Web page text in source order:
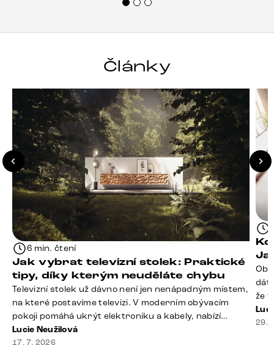
Články
6 min. čtení
Jak vybrat televizní stolek: Praktické
tipy, díky kterým neuděláte chybu
Televizní stolek už dávno není jen nenápadným místem,
na které postavíme televizi. V moderním obývacím
pokoji pomáhá ukrýt elektroniku a kabely, nabízí
praktický úložný prostor a často se stává výraznou
součástí celého interiéru. Při jeho výběru proto
Lucie Neužilová
17. 7. 2026
že
29.